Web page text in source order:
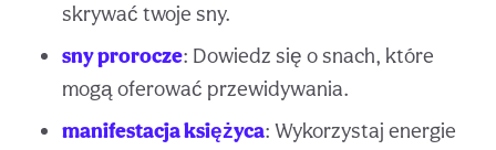
skrywać twoje sny.
sny prorocze: Dowiedz się o snach, które
mogą oferować przewidywania.
manifestacja księżyca: Wykorzystaj energie